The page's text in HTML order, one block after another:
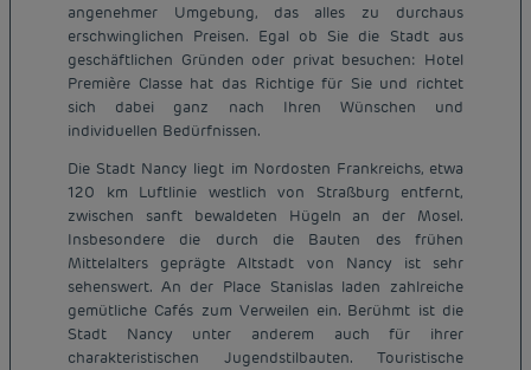
angenehmer Umgebung, das alles zu durchaus
erschwinglichen Preisen. Egal ob Sie die Stadt aus
geschäftlichen Gründen oder privat besuchen: Hotel
Première Classe hat das Richtige für Sie und richtet
sich dabei ganz nach Ihren Wünschen und
individuellen Bedürfnissen.
Die Stadt Nancy liegt im Nordosten Frankreichs, etwa
120 km Luftlinie westlich von Straßburg entfernt,
zwischen sanft bewaldeten Hügeln an der Mosel.
Insbesondere die durch die Bauten des frühen
Mittelalters geprägte Altstadt von Nancy ist sehr
sehenswert. An der Place Stanislas laden zahlreiche
gemütliche Cafés zum Verweilen ein. Berühmt ist die
Stadt Nancy unter anderem auch für ihrer
charakteristischen Jugendstilbauten. Touristische